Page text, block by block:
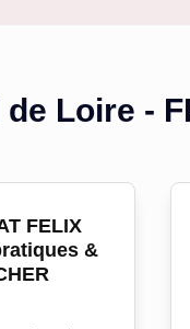
Loire -
FELIX
&